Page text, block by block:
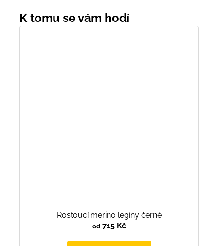
Rostoucí merino legíny černé
od715 Kč